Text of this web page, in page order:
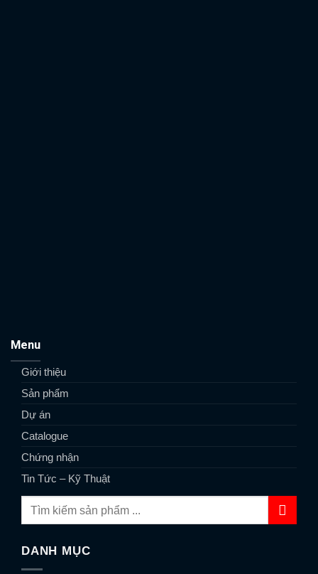
Menu
Giới thiệu
Sản phẩm
Dự án
Catalogue
Chứng nhận
Tin Tức – Kỹ Thuật
DANH MỤC